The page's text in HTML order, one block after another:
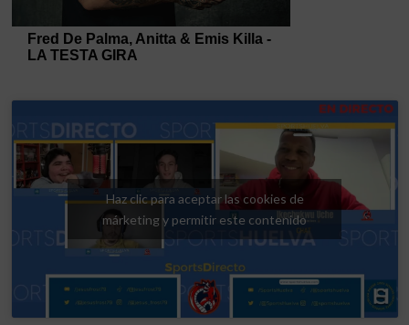
Haz clic para aceptar las cookies de
márketing y permitir este contenido